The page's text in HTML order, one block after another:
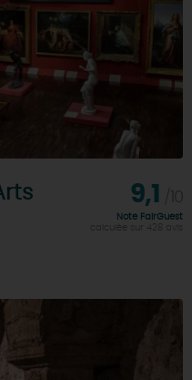
9,1
Note FairGuest
calculée sur 428 avis